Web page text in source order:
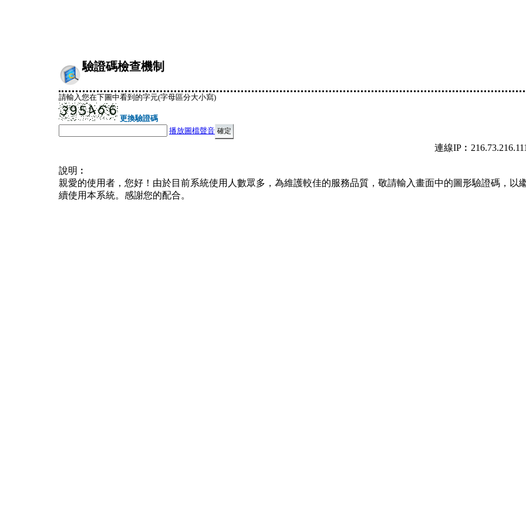
驗證碼檢查機制
請輸入您在下圖中看到的字元(字母區分大小寫)
更換驗證碼
播放圖檔聲音
連線
說明︰
親愛的使用者，您好！由於目前系統使用人數眾多，為維護較佳的服務品質，敬請輸入畫面中的圖形驗證碼，以
續使用本系統。感謝您的配合。